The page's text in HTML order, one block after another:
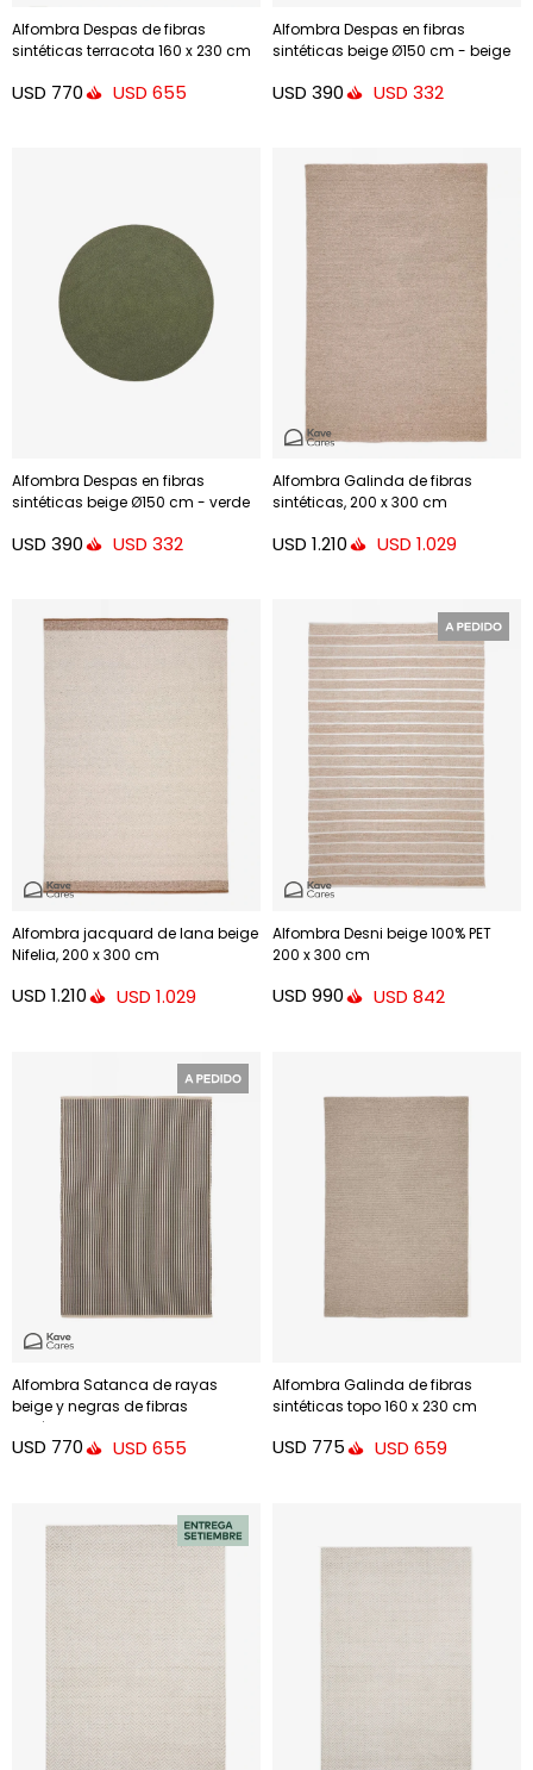
Alfombra Despas de fibras
sintéticas terracota 160 x 230 cm
USD 770 USD 655
Alfombra Despas en fibras
sintéticas beige Ø150 cm - beige
USD 390 USD 332
Alfombra Despas en fibras
sintéticas beige Ø150 cm - verde
USD 390 USD 332
Alfombra Galinda de fibras
sintéticas, 200 x 300 cm
USD 1.210 USD 1.029
Alfombra jacquard de lana beige
Nifelia, 200 x 300 cm
USD 1.210 USD 1.029
Alfombra Desni beige 100% PET
200 x 300 cm
USD 990 USD 842
Alfombra Satanca de rayas
beige y negras de fibras
sintéticas 160 x 230 cm
USD 770 USD 655
Alfombra Galinda de fibras
sintéticas topo 160 x 230 cm
USD 775 USD 659